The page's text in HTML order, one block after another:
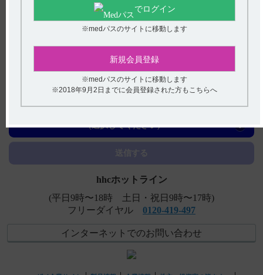
【サイレース・注射】 禁忌とその設定理由について教え
てください。
【サイレース・注射】 薬物相互作用（併用禁忌・併用注
意など）について教えて下さい。
【サイレース・錠】 薬剤交付時など取り扱いで、注意す
ることはありますか？
(選択してください)
でログイン
※medパスのサイトに移動します
新規会員登録
※medパスのサイトに移動します
※2018年9月2日までに会員登録された方もこちらへ
hhcホットライン
(平日9時〜18時 土日・祝日9時〜17時)
フリーダイヤル 0120-419-497
インターネットでのお問い合わせ